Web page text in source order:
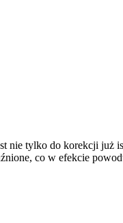
nie tylko do korekcji już
co w efekcie